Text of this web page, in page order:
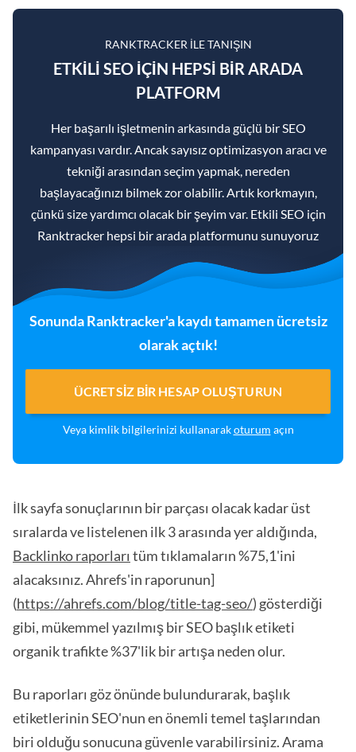
RANKTRACKER ILE TANIŞIN
ETKILI SEO IÇIN HEPSI BIR ARADA
PLATFORM
Her başarılı işletmenin arkasında güçlü bir SEO
kampanyası vardır. Ancak sayısız optimizasyon aracı ve
tekniği arasından seçim yapmak, nereden
başlayacağınızı bilmek zor olabilir. Artık korkmayın,
çünkü size yardımcı olacak bir şeyim var. Etkili SEO için
Ranktracker hepsi bir arada platformunu sunuyoruz
Sonunda Ranktracker'a kaydı tamamen ücretsiz
olarak açtık!
ÜCRETSIZ BIR HESAP OLUŞTURUN
Veya kimlik bilgilerinizi kullanarakoturum açın
İlk sayfa sonuçlarının bir parçası olacak kadar üst
sıralarda ve listelenen ilk 3 arasında yer aldığında,
Backlinko raporları tüm tıklamaların %75,1'ini
alacaksınız. Ahrefs'in raporunun]
(https://ahrefs.com/blog/title-tag-seo/) gösterdiği
gibi, mükemmel yazılmış bir SEO başlık etiketi
organik trafikte %37'lik bir artışa neden olur.
Bu raporları göz önünde bulundurarak, başlık
etiketlerinin SEO'nun en önemli temel taşlarından
biri olduğu sonucuna güvenle varabilirsiniz. Arama